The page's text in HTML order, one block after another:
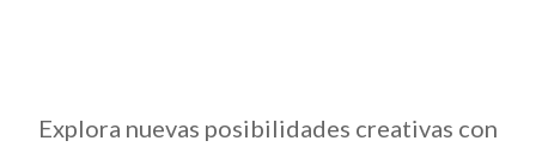
Explora nuevas posibilidades creativas con